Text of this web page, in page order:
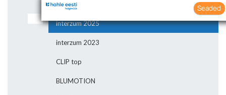
Telli toote tutvustus
interzum 2025
interzum 2023
CLIP top
BLUMOTION
Nõustudes lubate oma teabe kogumiseks ja
küpsiseid ja tehnoloogiaid. Samuti saate oma
klõpsates menüüdes nuppu "Seaded".
Seaded